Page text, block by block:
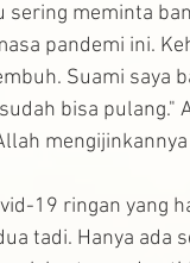
sering meminta
pandemi ini.
Suami saya
bisa pulang."
19 ringan yang
tadi. Hanya ada